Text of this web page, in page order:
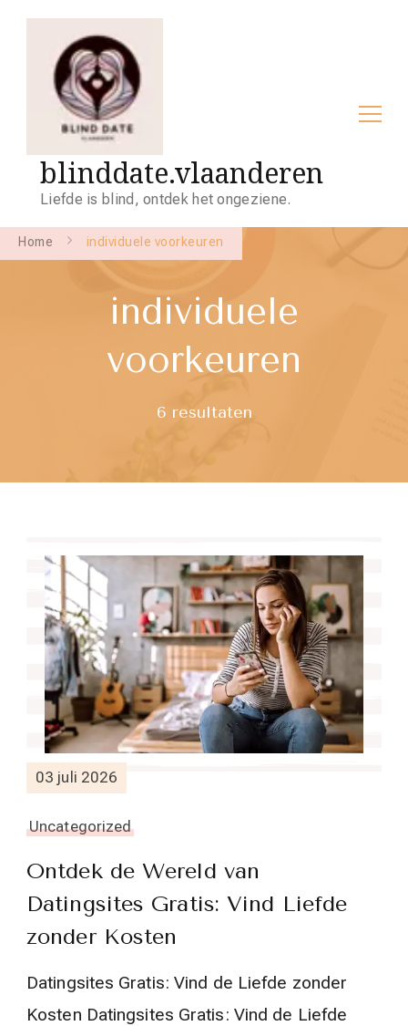
blinddate.vlaanderen
Liefde is blind, ontdek het ongeziene.
Home individuele voorkeuren
individuele
voorkeuren
6 resultaten
03 juli 2026
Uncategorized
Ontdek de Wereld van
Datingsites Gratis: Vind Liefde
zonder Kosten
Datingsites Gratis: Vind de Liefde zonder
Kosten Datingsites Gratis: Vind de Liefde